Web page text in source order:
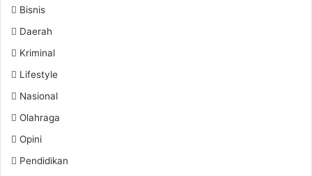
Bisnis
Daerah
Kriminal
Lifestyle
Nasional
Olahraga
Opini
Pendidikan